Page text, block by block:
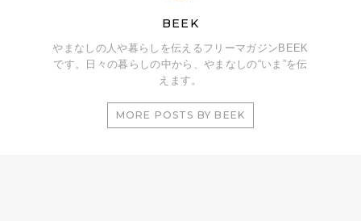
BEEK
やまなしの人や暮らしを伝えるフリーマガジンBEEK
です。日々の暮らしの中から、やまなしの“いま”を伝
えます。
MORE POSTS BY BEEK